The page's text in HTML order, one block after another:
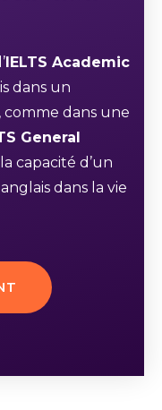
IELTS Academic
dans un
dans une
General
capacité d’un
dans la vie